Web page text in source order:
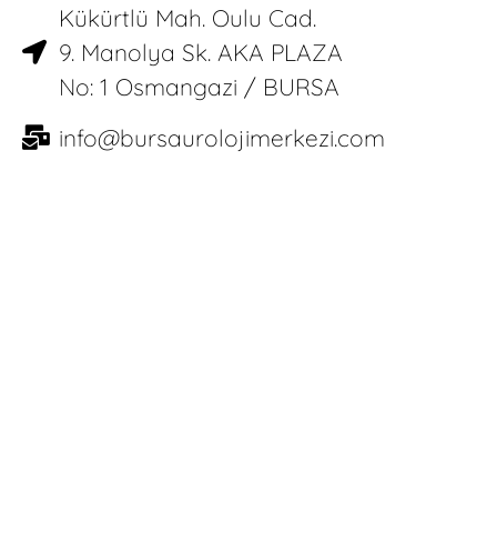
Kükürtlü Mah. Oulu Cad.
9. Manolya Sk. AKA PLAZA
No: 1 Osmangazi / BURSA
info@bursaurolojimerkezi.com